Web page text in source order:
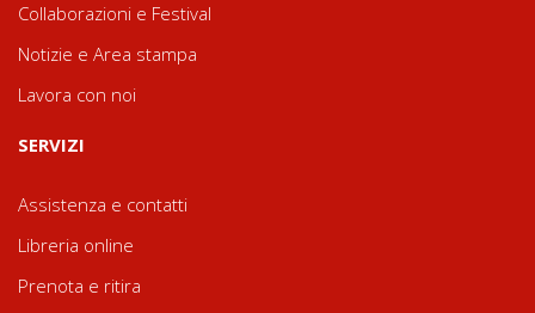
Collaborazioni e Festival
Notizie e Area stampa
Lavora con noi
SERVIZI
Assistenza e contatti
Libreria online
Prenota e ritira